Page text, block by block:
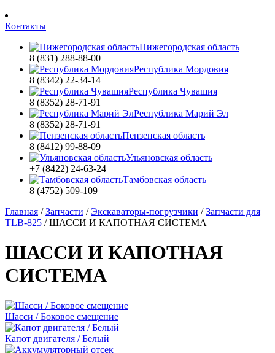
Контакты
Нижегородская область
8 (831) 288-88-00
Республика Мордовия
8 (8342) 22-34-14
Республика Чувашия
8 (8352) 28-71-91
Республика Марий Эл
8 (8352) 28-71-91
Пензенская область
8 (8412) 99-88-09
Ульяновская область
+7 (8422) 24-63-24
Тамбовская область
8 (4752) 509-109
Главная /Запчасти /Экскаваторы-погрузчики /Запчасти для
TLB-825 /ШАССИ И КАПОТНАЯ СИСТЕМА
ШАССИ И КАПОТНАЯ
СИСТЕМА
Шасси / Боковое смещение
Капот двигателя / Белый